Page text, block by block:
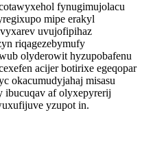
fynugimujolacu
mipe erakyl
uvujofipihaz
riqagezebymufy
olyderowit hyzupobafenu
acijer botirixe egeqopar
okacumudyjahaj misasu
ibucuqav af olyxepyrerij
yzupot in.